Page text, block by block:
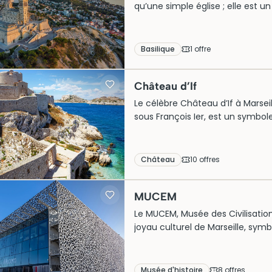
qu’une simple église ; elle est
d’observation, la basilique est
touristique à ne pas manquer.
une visite enrichissante de
Basilique 1 offre
Château d’If
Le célèbre Château d’If à
sous François Ier, est un
Le Comte de Monte-Cristo ».
prisés, attirant de nombreux
ses légendes captivantes.
Château 10 offres
MUCEM
Le MUCEM, Musée des
joyau culturel de Marseille,
fort de défense, il est
Musée d'histoire 8 offres